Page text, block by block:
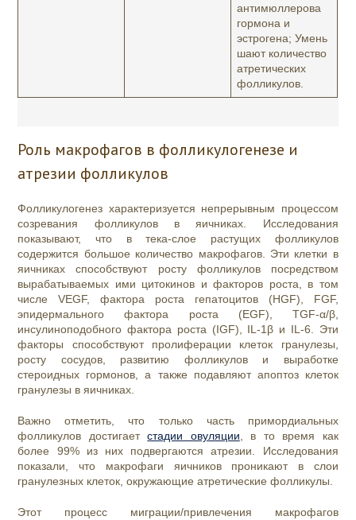
антимюллерова
гормона и
эстрогена; Умень
шают количество
атретических
фолликулов.
Роль макрофагов в фолликулогенезе и
атрезии фолликулов
Фолликулогенез характеризуется непрерывным процессом
созревания фолликулов в яичниках. Исследования
показывают, что в тека-слое растущих фолликулов
содержится большое количество макрофагов. Эти клетки в
яичниках способствуют росту фолликулов посредством
вырабатываемых ими цитокинов и факторов роста, в том
числе VEGF, фактора роста гепатоцитов (HGF), FGF,
эпидермального фактора роста (EGF), TGF-α/β,
инсулиноподобного фактора роста (IGF), IL-1β и IL-6. Эти
факторы способствуют пролиферации клеток гранулезы,
росту сосудов, развитию фолликулов и выработке
стероидных гормонов, а также подавляют апоптоз клеток
гранулезы в яичниках.
Важно отметить, что только часть примордиальных
фолликулов достигаетстадии овуляции, в то время как
более 99% из них подвергаются атрезии. Исследования
показали, что макрофаги яичников проникают в слои
гранулезных клеток, окружающие атретические фолликулы.
Этот процесс миграции/привлечения макрофагов